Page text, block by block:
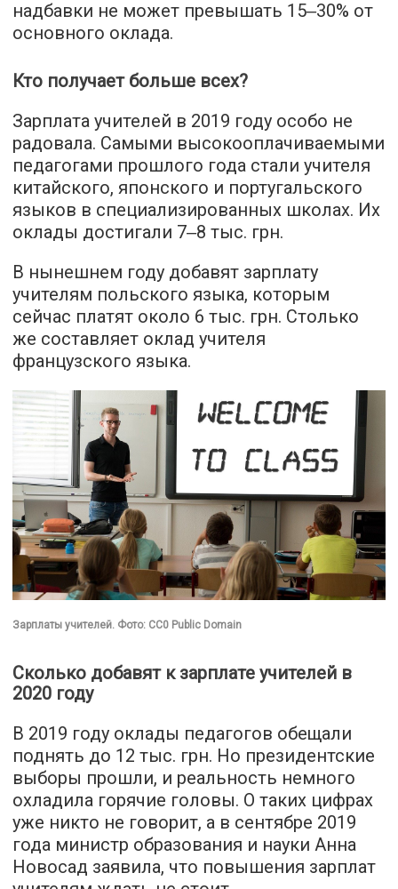
надбавки не может превышать 15‒30% от
основного оклада.
Кто получает больше всех?
Зарплата учителей в 2019 году особо не
радовала. Самыми высокооплачиваемыми
педагогами прошлого года стали учителя
китайского, японского и португальского
языков в специализированных школах. Их
оклады достигали 7‒8 тыс. грн.
В нынешнем году добавят зарплату
учителям польского языка, которым
сейчас платят около 6 тыс. грн. Столько
же составляет оклад учителя
французского языка.
Зарплаты учителей. Фото: CC0 Public Domain
Сколько добавят к зарплате учителей в
2020 году
В 2019 году оклады педагогов обещали
поднять до 12 тыс. грн. Но президентские
выборы прошли, и реальность немного
охладила горячие головы. О таких цифрах
уже никто не говорит, а в сентябре 2019
года министр образования и науки Анна
Новосад заявила, что повышения зарплат